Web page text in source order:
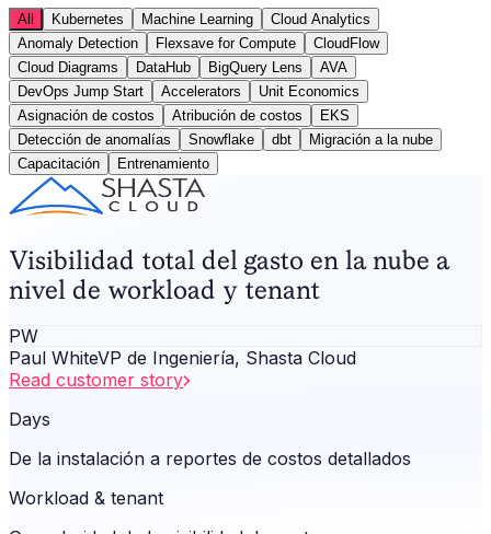
All Kubernetes Machine Learning
Cloud Analytics
Anomaly Detection
Flexsave for Compute
CloudFlow
Cloud Diagrams
DataHub BigQuery Lens
AVA
DevOps Jump Start
Accelerators
Unit Economics
Asignación de costos
Atribución de costos
EKS
Detección de anomalías
Snowflake dbt
Migración a la nube
Capacitación
Entrenamiento
Visibilidad total del gasto en la nube a
nivel de workload y tenant
PW
Paul WhiteVP de Ingeniería, Shasta Cloud
Read customer story
Days
De la instalación a reportes de costos detallados
Workload & tenant